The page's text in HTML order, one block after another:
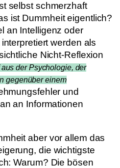
selbst schmerzhaft
ist Dummheit eigentlich?
an Intelligenz oder
werden als
Nicht-Reflexion
der Psychologie, der
gegenüber einem
und
an Informationen
aber vor allem das
die wichtigste
Warum? Die bösen